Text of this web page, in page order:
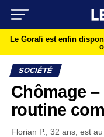
Le Gorafi est enfin
SOCIÉTÉ
Chômage
routine
Florian P., 32 ans, est